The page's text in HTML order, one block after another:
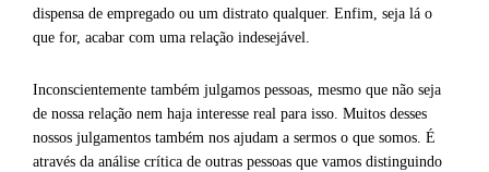
dispensa de empregado ou um distrato qualquer. Enfim, seja lá o
que for, acabar com uma relação indesejável.
Inconscientemente também julgamos pessoas, mesmo que não seja
de nossa relação nem haja interesse real para isso. Muitos desses
nossos julgamentos também nos ajudam a sermos o que somos. É
através da análise crítica de outras pessoas que vamos distinguindo